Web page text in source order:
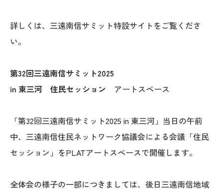
詳しくは、三遠南信サミット特設サイトをご覧くださ
い。
第32回三遠南信サミット2025
in 東三河 住民セッション アートスペース
「第32回三遠南信サミット2025 in 東三河」当日の午前
中、三遠南信住民ネットワーク協議会による会議「住民
セッション」をPLATアートスペースで開催します。
全体会の様子の一部につきましては、後日三遠南信地域